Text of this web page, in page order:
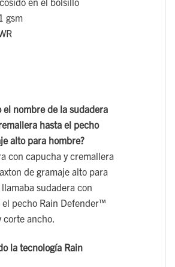
gsm
el nombre de la sudadera
hasta el pecho
alto para hombre?
con capucha y cremallera
de gramaje alto para
sudadera con
pecho Rain Defender™
ancho.
la tecnología Rain